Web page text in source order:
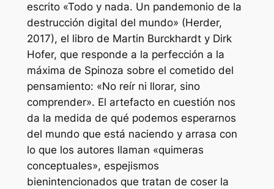
escrito «Todo y nada. Un pandemonio de la
destrucción digital del mundo» (Herder,
2017), el libro de Martin Burckhardt y Dirk
Hofer, que responde a la perfección a la
máxima de Spinoza sobre el cometido del
pensamiento: «No reír ni llorar, sino
comprender». El artefacto en cuestión nos
da la medida de qué podemos esperarnos
del mundo que está naciendo y arrasa con
lo que los autores llaman «quimeras
conceptuales», espejismos
bienintencionados que tratan de coser la